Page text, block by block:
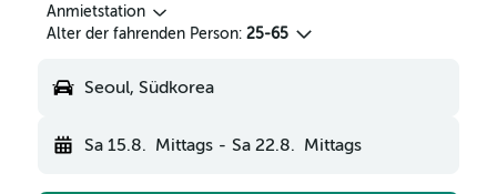
Anmietstation
Alter der fahrenden Person: 25-65
Seoul, Südkorea
Sa 15.8. Mittags - Sa 22.8. Mittags